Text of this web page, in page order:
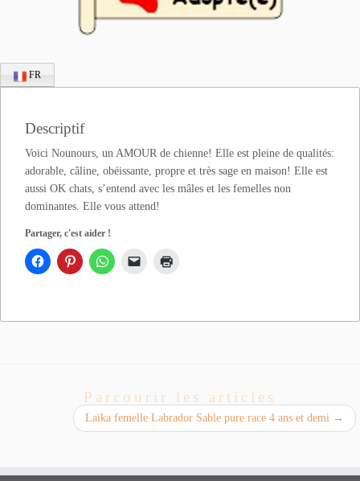
FR
Descriptif
Voici Nounours, un AMOUR de chienne! Elle est pleine de qualités:
adorable, câline, obéissante, propre et très sage en maison! Elle est
aussi OK chats, s’entend avec les mâles et les femelles non
dominantes. Elle vous attend!
Partager, c'est aider !
Parcourir les articles
Laïka femelle Labrador Sable pure race 4 ans et demi →